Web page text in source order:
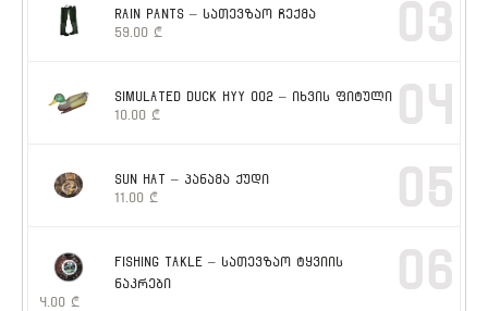
RAIN PANTS – სათევზაო ჩექმა
59.00 ₾ 03
SIMULATED DUCK HYY 002 – იხვის ფიტული
10.00 ₾ 04
SUN HAT – პანამა ქუდი
11.00 ₾ 05
FISHING TAKLE – სათევზაო ტყვიის
ნაკრები
4.00 ₾
06